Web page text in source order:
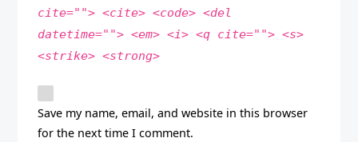
cite=""> <cite> <code> <del
datetime=""> <em> <i> <q cite=""> <s>
<strike> <strong>
Save my name, email, and website in this browser
for the next time I comment.